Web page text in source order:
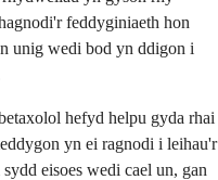
feddyginiaeth hon
unig wedi bod yn ddigon i
hefyd helpu gyda rhai
yn ei ragnodi i leihau'r
eisoes wedi cael un, gan